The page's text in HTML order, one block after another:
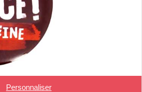
Personnaliser